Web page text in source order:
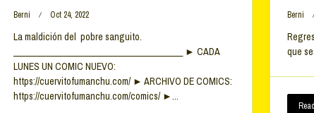
Berni Oct 24, 2022
La maldición del pobre sanguito.
________________________________________ ► CADA
LUNES UN COMIC NUEVO:
https://cuervitofumanchu.com/ ► ARCHIVO DE COMICS:
https://cuervitofumanchu.com/comics/ ►...
Berni
que